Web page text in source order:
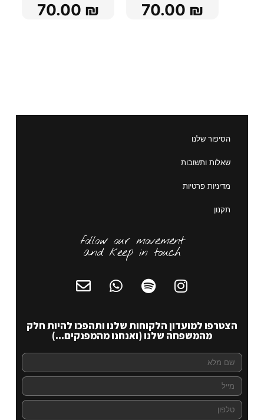
70.00 ₪
70.00 ₪
הסיפור שלנו
שאלות ותשובות
מדיניות פרטיות
תקנון
follow our movement
and keep in touch
הצטרפו למועדון הלקוחות שלנו ותהפכו להיות חלק
מהמשפחה שלנו (ואנחנו מהמפנקים...)